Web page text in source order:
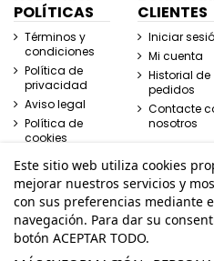
POLÍTICAS
Términos y
condiciones
Política de
privacidad
Aviso legal
Política de
cookies
CLIENTES
Iniciar
Mi cuenta
Historial de
pedidos
Contacte
nosotros
Este sitio web utiliza cookies
mejorar nuestros servicios y
con sus preferencias mediante
navegación. Para dar su
botón ACEPTAR TODO.